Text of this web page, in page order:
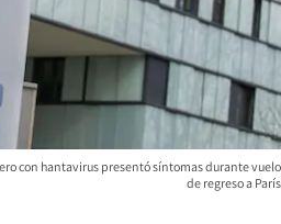
con hantavirus presentó síntomas durante vuelo
de regreso a París